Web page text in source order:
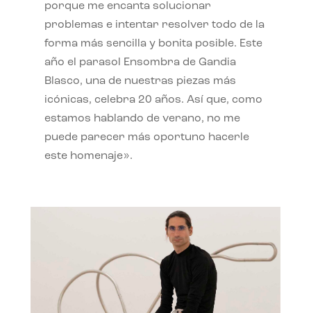
porque me encanta solucionar
problemas e intentar resolver todo de la
forma más sencilla y bonita posible. Este
año el parasol Ensombra de Gandia
Blasco, una de nuestras piezas más
icónicas, celebra 20 años. Así que, como
estamos hablando de verano, no me
puede parecer más oportuno hacerle
este homenaje».